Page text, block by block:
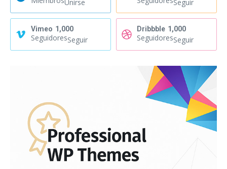
Unirse Seguir
Vimeo 1,000
SeguidoresSeguir
Dribbble 1,000
SeguidoresSeguir